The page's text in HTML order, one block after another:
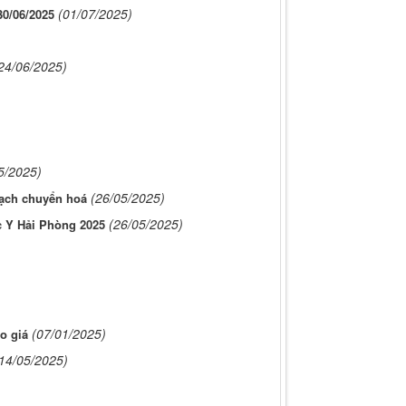
06/2025 (01/07/2025)
06/2025)
2025)
chuyển hoá (26/05/2025)
Hải Phòng 2025 (26/05/2025)
giá (07/01/2025)
05/2025)